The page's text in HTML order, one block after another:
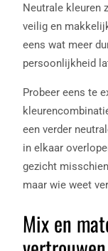
Neutrale kleuren
veilig en
eens wat meer
persoonlijkheid
Probeer eens te
een verder
in elkaar
gezicht
maar wie weet
Mix en